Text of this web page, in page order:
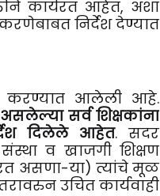
कार्यरत आहेत, अशा
निर्देश देण्यात
करण्यात आलेली आहे.
सर्व शिक्षकांना
दिलेले आहेत. सदर
व खाजगी शिक्षण
असणा-या) त्यांचे मूळ
उचित कार्यवाही